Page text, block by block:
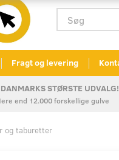
Fragt og levering
DANMARKS STØRSTE UDVALG!
end 12.000 forskellige gulve
og taburetter